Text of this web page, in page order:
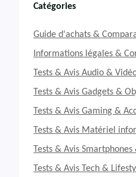
Catégories
Guide d'achats &
Informations légales &
Tests & Avis Audio &
Tests & Avis Gadgets &
Tests & Avis Gaming &
Tests & Avis Matériel
Tests & Avis
Tests & Avis Tech &